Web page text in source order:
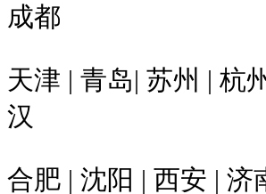
成都
天津 | 青岛| 苏州 | 杭
汉
合肥 | 沈阳 | 西安 | 济